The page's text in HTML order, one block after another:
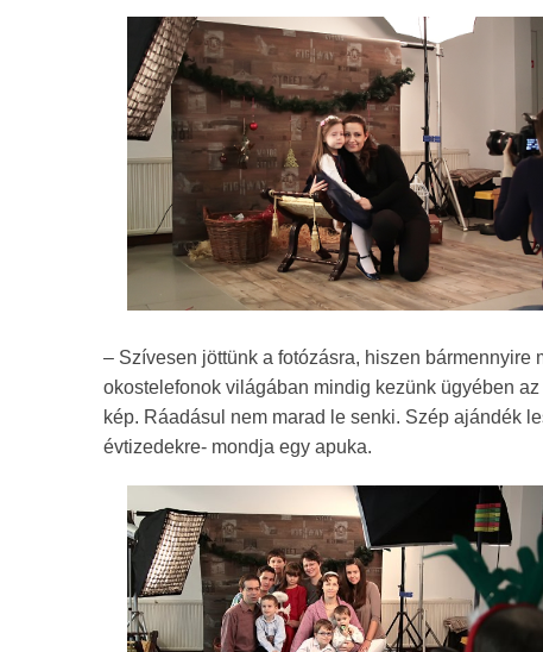
– Szívesen jöttünk a fotózásra, hiszen
okostelefonok világában mindig kezünk ügyében
kép. Ráadásul nem marad le senki. Szép ajándék
évtizedekre- mondja egy apuka.